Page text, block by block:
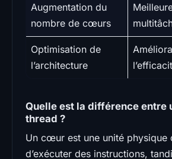
Augmentation du
nombre de cœurs
Optimisation de
l’architecture
Quelle est la différence entre
thread ?
Un cœur est une unité physique
d’exécuter des instructions,